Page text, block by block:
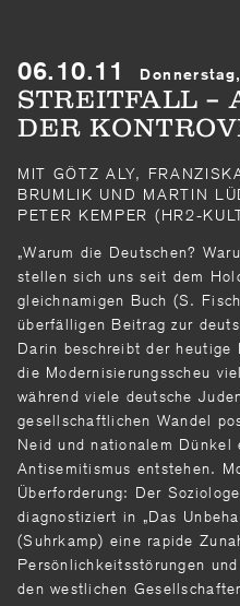
06.10.11
STREITFALL –
DER
MIT GÖTZ ALY,
BRUMLIK UND MARTIN
PETER KEMPER (HR2-
„Warum die Deutschen?
stellen sich uns seit dem
gleichnamigen Buch (S.
überfälligen Beitrag zur
Darin beschreibt der heutige
die Modernisierungsscheu
während viele deutsche
gesellschaftlichen Wandel
Neid und nationalem
Antisemitismus entstehen.
Überforderung: Der
diagnostiziert in „Das
(Suhrkamp) eine rapide
Persönlichkeitsstörungen
den westlichen